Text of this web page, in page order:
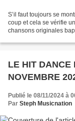
S’il faut toujours se
coup et cela se vérifie
chansons originales
LE HIT DANCE
NOVEMBRE
Publié le 08/11/2024 à
Par Steph Musicnation